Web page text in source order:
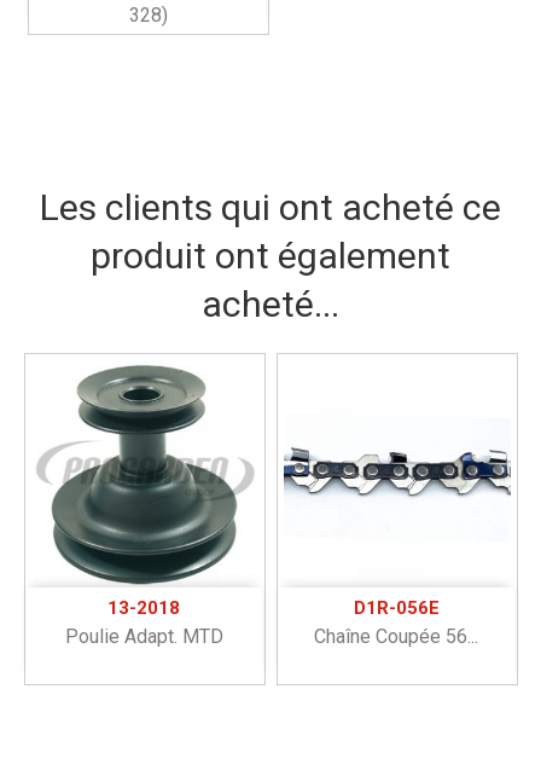
328)
Les clients qui ont acheté ce
produit ont également
acheté...
13-2018
Poulie Adapt. MTD
D1R-056E
Chaîne Coupée 56...